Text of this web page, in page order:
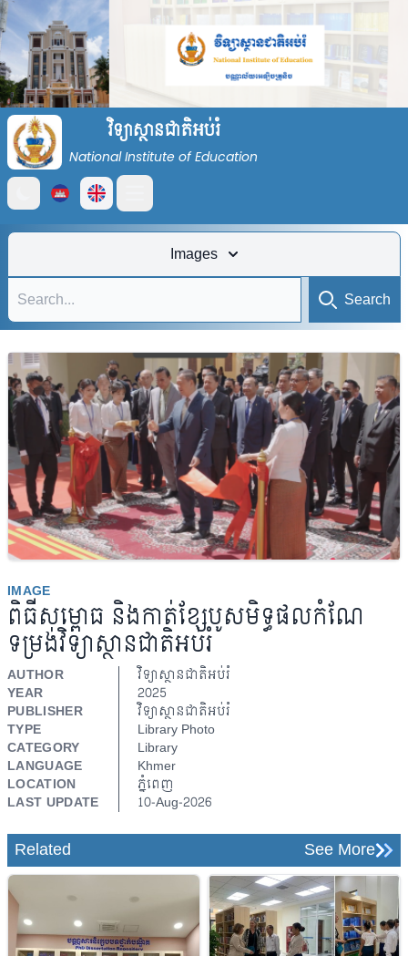
វិទ្យាស្ថានជាតិអប់រំ
National Institute of Education
Open main menu
Images
Search
IMAGE
ពិធីសម្ពោធ និងកាត់ខ្សែបូសមិទ្ធផលកំណែ
ទម្រង់វិទ្យាស្ថានជាតិអប់រំ
AUTHOR
វិទ្យាស្ថានជាតិអប់រំ
YEAR
2025
PUBLISHER
វិទ្យាស្ថានជាតិអប់រំ
TYPE
Library Photo
CATEGORY
Library
LANGUAGE
Khmer
LOCATION
ភ្នំពេញ
LAST UPDATE
10-Aug-2026
Related See More